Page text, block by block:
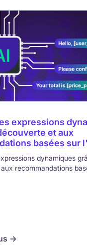
expressions
et aux
basées sur
dynamiques
recommandations
->